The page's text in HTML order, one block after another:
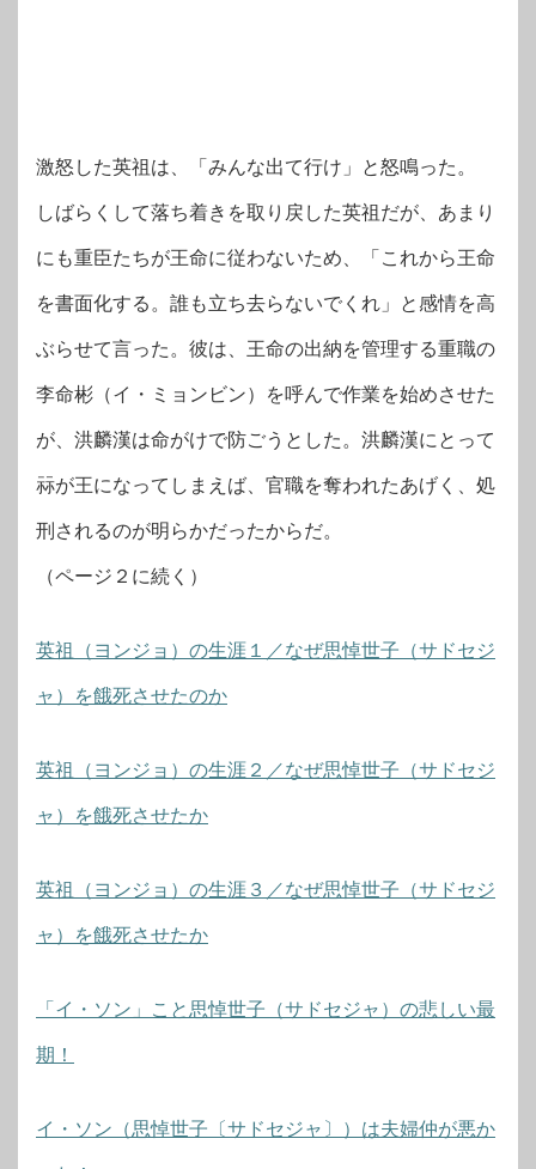
激怒した英祖は、「みんな出て行け」と怒鳴った。
しばらくして落ち着きを取り戻した英祖だが、あまり
にも重臣たちが王命に従わないため、「これから王命
を書面化する。誰も立ち去らないでくれ」と感情を高
ぶらせて言った。彼は、王命の出納を管理する重職の
李命彬（イ・ミョンビン）を呼んで作業を始めさせた
が、洪麟漢は命がけで防ごうとした。洪麟漢にとって
祘が王になってしまえば、官職を奪われたあげく、処
刑されるのが明らかだったからだ。
（ページ２に続く）
英祖（ヨンジョ）の生涯１／なぜ思悼世子（サドセジ
ャ）を餓死させたのか
英祖（ヨンジョ）の生涯２／なぜ思悼世子（サドセジ
ャ）を餓死させたか
英祖（ヨンジョ）の生涯３／なぜ思悼世子（サドセジ
ャ）を餓死させたか
「イ・ソン」こと思悼世子（サドセジャ）の悲しい最
期！
イ・ソン（思悼世子〔サドセジャ〕）は夫婦仲が悪か